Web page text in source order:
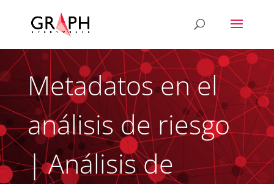
Metadatos en el
análisis de riesgo
| Análisis de